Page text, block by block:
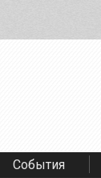
События